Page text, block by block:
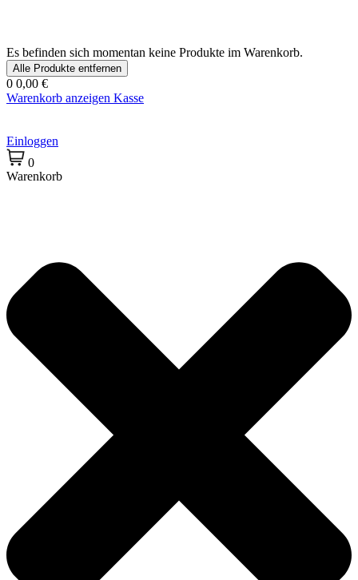
Es befinden sich momentan keine Produkte im Warenkorb.
Alle Produkte entfernen
0 0,00 €
Warenkorb anzeigen Kasse
Einloggen
0
Warenkorb